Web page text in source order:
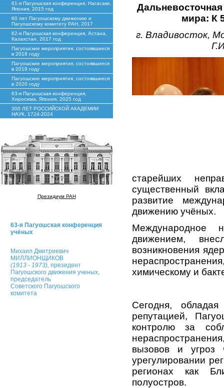
61-я Пагуошская конференция, Нагасаки,
Япония, 2015 год
60 лет Пагуошскому движению и
Пагуошскому комитету РАН, 2017
62-я Пагуошская конференция, Астана,
Казахстан, 2017 год
Пагуошские мероприятия, состоявшиеся
в 2018 году
Пагуошские мероприятия, состоявшиеся
в 2019 году
Пагуошские мероприятия, состоявшиеся
в 2020 году
63-я Пагуошская конференция,
Хиросима, Япония, 2025 год
300 ЛЕТ РОССИЙСКОЙ АКАДЕМИИ
НАУК, 1724-2024
Президиум РАН
63-я Пагуошская конференция
учёных
Михаил Дмитриевич
МИЛЛИОНЩИКОВ
(1913 - 1973), президент
Пагуошского движения ученых,
председатель
Советского Пагуошского
комитета
мира: К
г. Владивосток,
старейших
существенный
развитие
движению учёных.
Международное
движением,
возникновения
химическому и
Сегодня,
репутацией,
контролю за
вызовов и угроз
урегулировании
регионах как
полуостров.